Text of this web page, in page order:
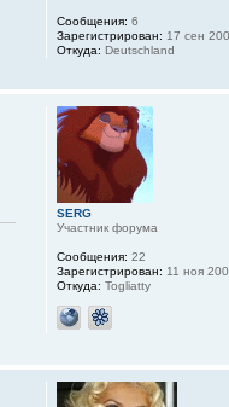
Сообщения: 6
Зарегистрирован: 17 сен
Откуда: Deutschland
SERG
Участник форума
Сообщения: 22
Зарегистрирован: 11 ноя
Откуда: Togliatty